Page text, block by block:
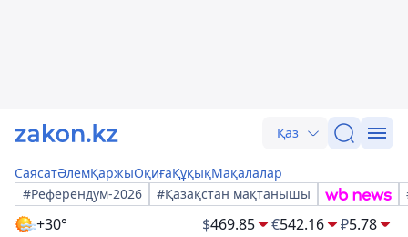
Қаз
СаясатӘлемҚаржыОқиғаҚұқықМақалалар
#Референдум-2026
#Қазақстан мақтанышы
+30° $469.85 €542.16 ₽5.78